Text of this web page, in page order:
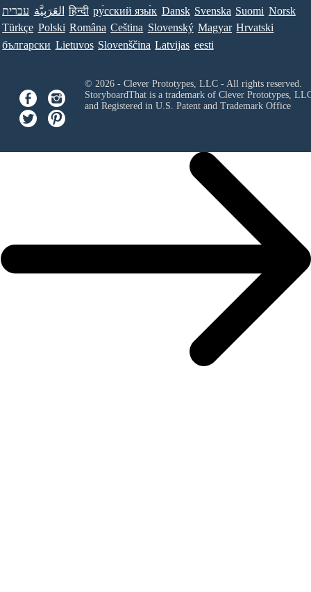
עברית العَرَبِيَّة हिन्दी ру́сский язы́к Dansk Svenska Suomi Norsk
Türkçe Polski Româna Ceština Slovenský Magyar Hrvatski
български Lietuvos Slovenščina Latvijas eesti
© 2026 - Clever Prototypes, LLC - All rights reserved.
StoryboardThat is a trademark of Clever Prototypes,
and Registered in U.S. Patent and Trademark Office